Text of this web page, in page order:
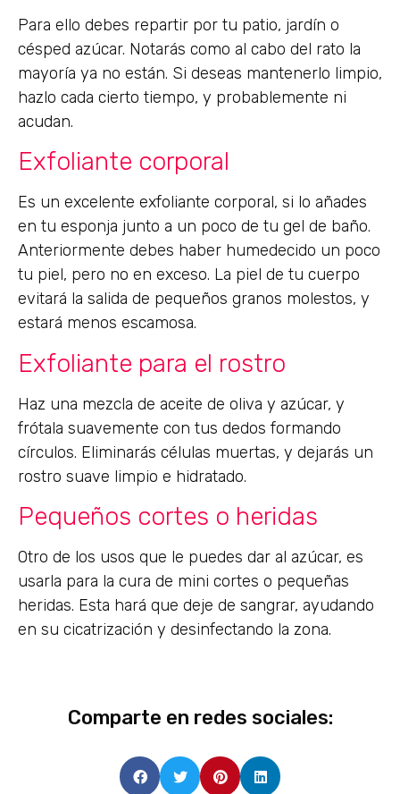
Para ello debes repartir por tu patio, jardín o
césped azúcar. Notarás como al cabo del rato la
mayoría ya no están. Si deseas mantenerlo limpio,
hazlo cada cierto tiempo, y probablemente ni
acudan.
Exfoliante corporal
Es un excelente exfoliante corporal, si lo añades
en tu esponja junto a un poco de tu gel de baño.
Anteriormente debes haber humedecido un poco
tu piel, pero no en exceso. La piel de tu cuerpo
evitará la salida de pequeños granos molestos, y
estará menos escamosa.
Exfoliante para el rostro
Haz una mezcla de aceite de oliva y azúcar, y
frótala suavemente con tus dedos formando
círculos. Eliminarás células muertas, y dejarás un
rostro suave limpio e hidratado.
Pequeños cortes o heridas
Otro de los usos que le puedes dar al azúcar, es
usarla para la cura de mini cortes o pequeñas
heridas. Esta hará que deje de sangrar, ayudando
en su cicatrización y desinfectando la zona.
Comparte en redes sociales: